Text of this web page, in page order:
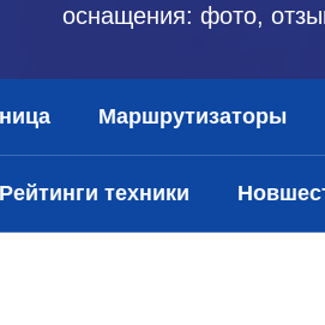
оснащения: фото,
Маршрутизаторы
Рейтинги техники